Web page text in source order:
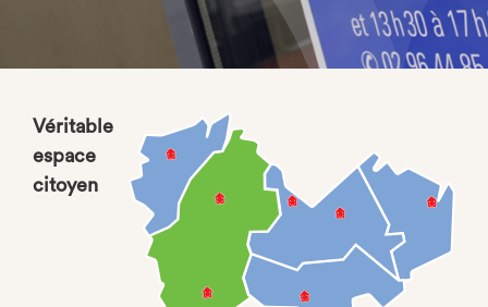
Véritable
espace
citoyen